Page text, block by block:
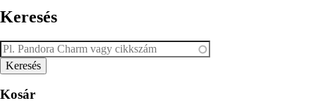
Keresés
Kosár